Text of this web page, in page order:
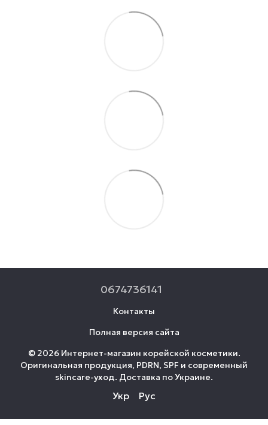
0674736141
Контакты
Полная версия сайта
© 2026 Интернет-магазин корейской косметики.
Оригинальная продукция, PDRN, SPF и современный
skincare-уход. Доставка по Украине.
Укр Рус